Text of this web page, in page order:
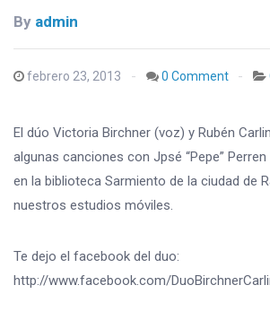
By admin
febrero 23, 2013 0 Comment
El dúo Victoria Birchner (voz) y Rubén
algunas canciones con Jpsé “Pepe”
en la biblioteca Sarmiento de la ciudad de
nuestros estudios móviles.
Te dejo el facebook del duo:
http://www.facebook.com/